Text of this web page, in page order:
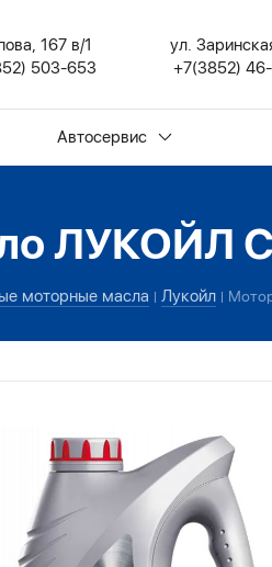
167 в/1
503-653
ул.
+7(3852)
Автосервис
ЛУКОЙЛ
моторные масла Лукойл